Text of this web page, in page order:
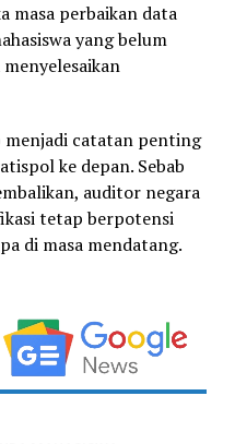
masa perbaikan data
yang belum
menjadi catatan penting
ke depan. Sebab
auditor negara
tetap berpotensi
di masa mendatang.